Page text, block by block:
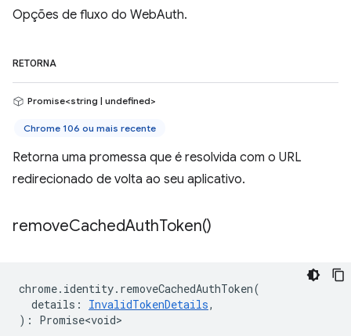
Opções de fluxo do WebAuth.
RETORNA
Promise<string | undefined>
Chrome 106 ou mais recente
Retorna uma promessa que é resolvida com o URL
redirecionado de volta ao seu aplicativo.
removeCachedAuthToken()
chrome. identity. removeCachedAuthToken(
details : InvalidTokenDetails,
) : Promise<void>